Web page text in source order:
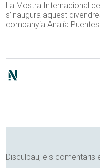
La Mostra Internacional
s’inaugura aquest
companyia Analía
Disculpau, els comentaris